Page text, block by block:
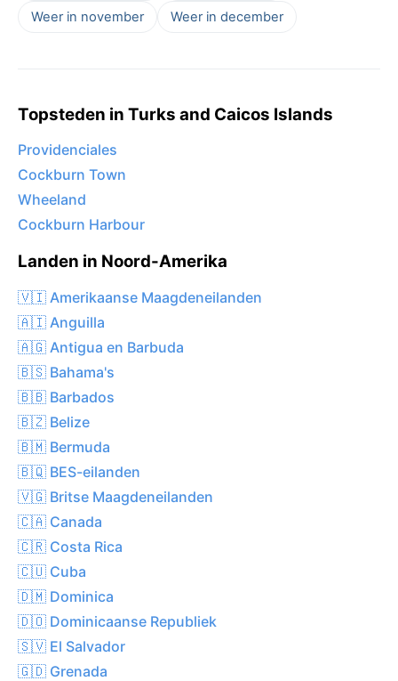
Weer in november Weer in december
Topsteden in Turks and Caicos Islands
Providenciales
Cockburn Town
Wheeland
Cockburn Harbour
Landen in Noord-Amerika
🇻🇮 Amerikaanse Maagdeneilanden
🇦🇮 Anguilla
🇦🇬 Antigua en Barbuda
🇧🇸 Bahama's
🇧🇧 Barbados
🇧🇿 Belize
🇧🇲 Bermuda
🇧🇶 BES-eilanden
🇻🇬 Britse Maagdeneilanden
🇨🇦 Canada
🇨🇷 Costa Rica
🇨🇺 Cuba
🇩🇲 Dominica
🇩🇴 Dominicaanse Republiek
🇸🇻 El Salvador
🇬🇩 Grenada